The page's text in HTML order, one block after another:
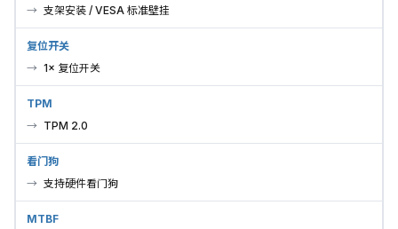
支架安装 / VESA 标准壁挂
复位开关
1× 复位开关
TPM
TPM 2.0
看门狗
支持硬件看门狗
MTBF